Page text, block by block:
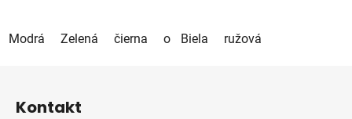
Modrá Zelená čierna oranžová
Biela ružová
Kontakt